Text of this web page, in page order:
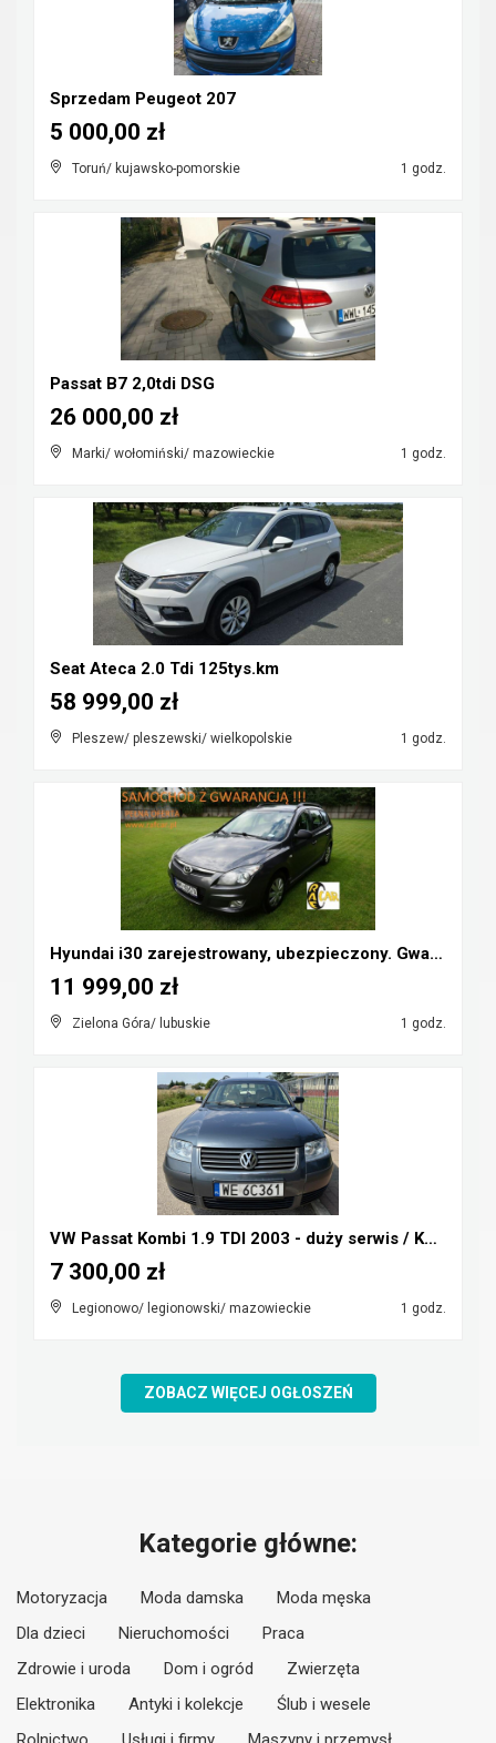
Sprzedam Peugeot 207
Toruń/ kujawsko-pomorskie 1 godz.
5 000,00 zł
Passat B7 2,0tdi DSG
Marki/ wołomiński/ mazowieckie 1 godz.
26 000,00 zł
Seat Ateca 2.0 Tdi 125tys.km
Pleszew/ pleszewski/ wielkopolskie 1 godz.
58 999,00 zł
Hyundai i30 zarejestrowany, ubezpieczony. Gwarancj...
Zielona Góra/ lubuskie 1 godz.
11 999,00 zł
VW Passat Kombi 1.9 TDI 2003 - duży serwis / KOLOR...
Legionowo/ legionowski/ mazowieckie 1 godz.
7 300,00 zł
ZOBACZ WIĘCEJ OGŁOSZEŃ
Kategorie główne:
Motoryzacja Moda damska
Moda męska
Dla dzieci
Nieruchomości
Praca
Zdrowie i uroda
Dom i ogród
Zwierzęta
Elektronika
Antyki i kolekcje
Ślub i wesele